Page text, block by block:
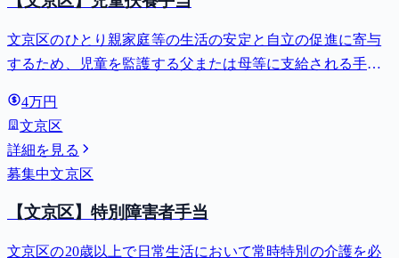
文京区のひとり親家庭等の生活の安定と自立の促進に寄与
するため、児童を監護する父または母等に支給される手
4万円
文京区
詳細を見る
募集中文京区
【文京区】特別障害者手当
文京区の20歳以上で日常生活において常時特別の介護を必